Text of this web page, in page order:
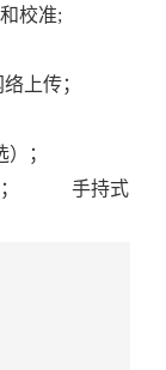
校准;
络上传；
；
库； 手持式